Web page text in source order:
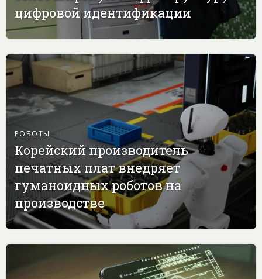
цифровой идентификации
РОБОТЫ
Корейский производитель
печатных плат внедряет
гуманоидных роботов на
производстве